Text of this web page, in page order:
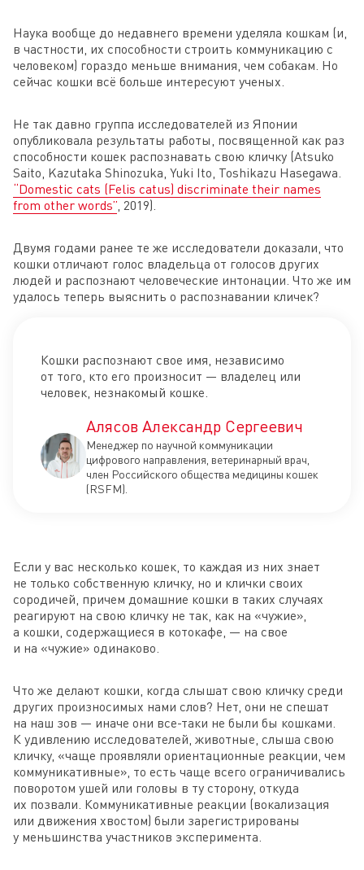
Наука вообще до недавнего времени уделяла кошкам (и,
в частности, их способности строить коммуникацию с
человеком) гораздо меньше внимания, чем собакам. Но
сейчас кошки всё больше интересуют ученых.
Не так давно группа исследователей из Японии
опубликовала результаты работы, посвященной как раз
способности кошек распознавать свою кличку (Atsuko
Saito, Kazutaka Shinozuka, Yuki Ito, Toshikazu Hasegawa.
“Domestic cats (Felis catus) discriminate their names
from other words”, 2019).
Двумя годами ранее те же исследователи доказали, что
кошки отличают голос владельца от голосов других
людей и распознают человеческие интонации. Что же им
удалось теперь выяснить о распознавании кличек?
Кошки распознают свое имя, независимо
от того, кто его произносит — владелец или
человек, незнакомый кошке.
Алясов Александр Сергеевич
Менеджер по научной коммуникации
цифрового направления, ветеринарный врач,
член Российского общества медицины кошек
(RSFM).
Если у вас несколько кошек, то каждая из них знает
не только собственную кличку, но и клички своих
сородичей, причем домашние кошки в таких случаях
реагируют на свою кличку не так, как на «чужие»,
а кошки, содержащиеся в котокафе, — на свое
и на «чужие» одинаково.
Что же делают кошки, когда слышат свою кличку среди
других произносимых нами слов? Нет, они не спешат
на наш зов — иначе они все-таки не были бы кошками.
К удивлению исследователей, животные, слыша свою
кличку, «чаще проявляли ориентационные реакции, чем
коммуникативные», то есть чаще всего ограничивались
поворотом ушей или головы в ту сторону, откуда
их позвали. Коммуникативные реакции (вокализация
или движения хвостом) были зарегистрированы
у меньшинства участников эксперимента.